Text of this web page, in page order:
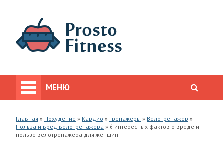
МЕНЮ
Главная » Похудение » Кардио » Тренажеры » Велотренажер »
Польза и вред велотренажера » 6 интересных фактов о вреде и
пользе велотренажера для женщин